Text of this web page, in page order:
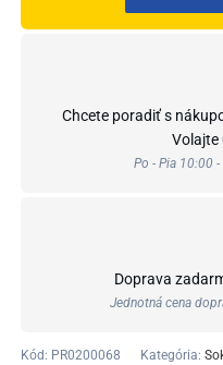
Chcete poradiť s
Volajte
Po - Pia 10:00
Doprava
Jednotná cena
Kód: PR0200068 Kategória: